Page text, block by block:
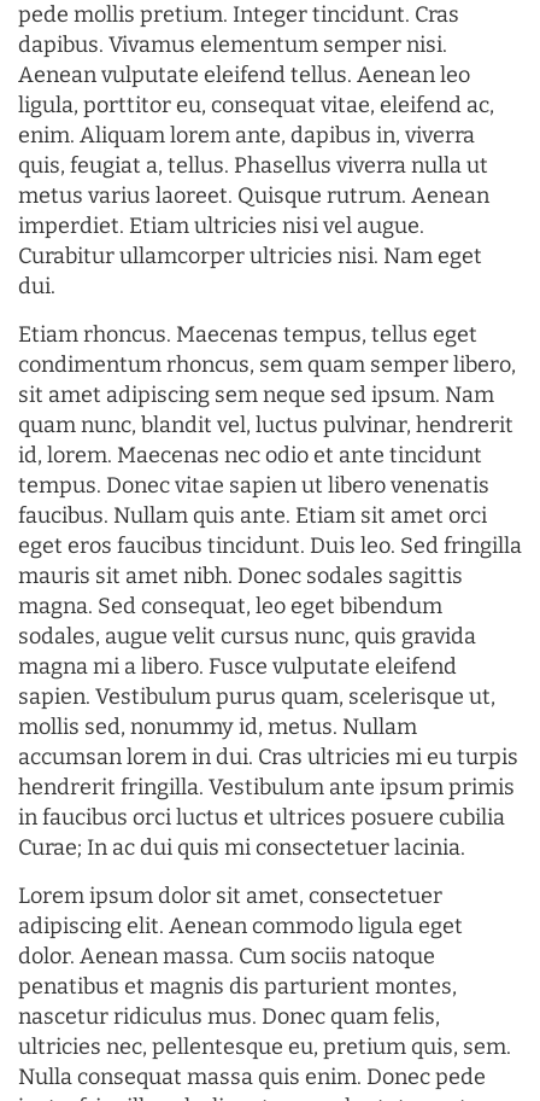
pede mollis pretium. Integer tincidunt. Cras
dapibus. Vivamus elementum semper nisi.
Aenean vulputate eleifend tellus. Aenean leo
ligula, porttitor eu, consequat vitae, eleifend ac,
enim. Aliquam lorem ante, dapibus in, viverra
quis, feugiat a, tellus. Phasellus viverra nulla ut
metus varius laoreet. Quisque rutrum. Aenean
imperdiet. Etiam ultricies nisi vel augue.
Curabitur ullamcorper ultricies nisi. Nam eget
dui.
Etiam rhoncus. Maecenas tempus, tellus eget
condimentum rhoncus, sem quam semper libero,
sit amet adipiscing sem neque sed ipsum. Nam
quam nunc, blandit vel, luctus pulvinar, hendrerit
id, lorem. Maecenas nec odio et ante tincidunt
tempus. Donec vitae sapien ut libero venenatis
faucibus. Nullam quis ante. Etiam sit amet orci
eget eros faucibus tincidunt. Duis leo. Sed fringilla
mauris sit amet nibh. Donec sodales sagittis
magna. Sed consequat, leo eget bibendum
sodales, augue velit cursus nunc, quis gravida
magna mi a libero. Fusce vulputate eleifend
sapien. Vestibulum purus quam, scelerisque ut,
mollis sed, nonummy id, metus. Nullam
accumsan lorem in dui. Cras ultricies mi eu turpis
hendrerit fringilla. Vestibulum ante ipsum primis
in faucibus orci luctus et ultrices posuere cubilia
Curae; In ac dui quis mi consectetuer lacinia.
Lorem ipsum dolor sit amet, consectetuer
adipiscing elit. Aenean commodo ligula eget
dolor. Aenean massa. Cum sociis natoque
penatibus et magnis dis parturient montes,
nascetur ridiculus mus. Donec quam felis,
ultricies nec, pellentesque eu, pretium quis, sem.
Nulla consequat massa quis enim. Donec pede